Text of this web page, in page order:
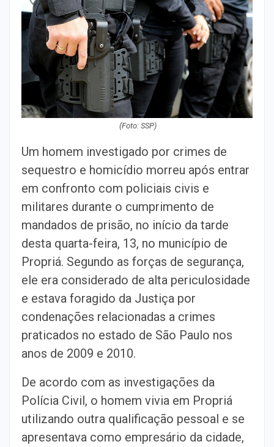
(Foto: SSP)
Um homem investigado por crimes de
sequestro e homicídio morreu após entrar
em confronto com policiais civis e
militares durante o cumprimento de
mandados de prisão, no início da tarde
desta quarta-feira, 13, no município de
Propriá. Segundo as forças de segurança,
ele era considerado de alta periculosidade
e estava foragido da Justiça por
condenações relacionadas a crimes
praticados no estado de São Paulo nos
anos de 2009 e 2010.
De acordo com as investigações da
Polícia Civil, o homem vivia em Propriá
utilizando outra qualificação pessoal e se
apresentava como empresário da cidade,